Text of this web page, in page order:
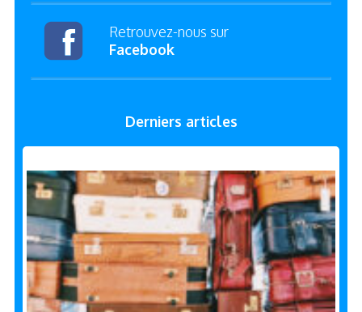
Retrouvez-nous sur
Facebook
Derniers articles